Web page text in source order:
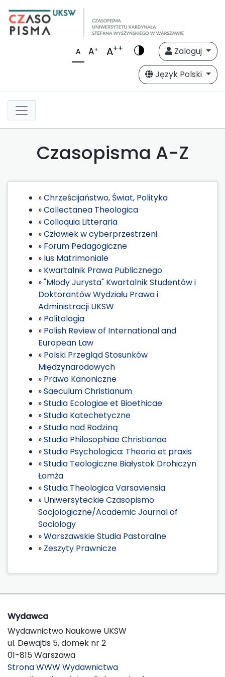
A A+ A++
Zaloguj
Język Polski
Czasopisma A-Z
»Chrześcijaństwo, Świat, Polityka
»Collectanea Theologica
»Colloquia Litteraria
»Człowiek w cyberprzestrzeni
» Forum Pedagogiczne
» Ius Matrimoniale
» Kwartalnik Prawa Publicznego
»"Młody Jurysta" Kwartalnik Studentów i
Doktorantów Wydziału Prawa i
Administracji UKSW
» Politologia
» Polish Review of International and
European Law
» Polski Przegląd Stosunków
Międzynarodowych
» Prawo Kanoniczne
»Saeculum Christianum
»Studia Ecologiae et Bioethicae
»Studia Katechetyczne
»Studia nad Rodziną
»Studia Philosophiae Christianae
»Studia Psychologica: Theoria et praxis
»Studia Teologiczne Białystok Drohiczyn
Łomża
»Studia Theologica Varsaviensia
» Uniwersyteckie Czasopismo
Socjologiczne/Academic Journal of
Sociology
»Warszawskie Studia Pastoralne
» Zeszyty Prawnicze
Wydawca
Wydawnictwo Naukowe UKSW
ul. Dewajtis 5, domek nr 2
01-815 Warszawa
Strona WWW Wydawnictwa